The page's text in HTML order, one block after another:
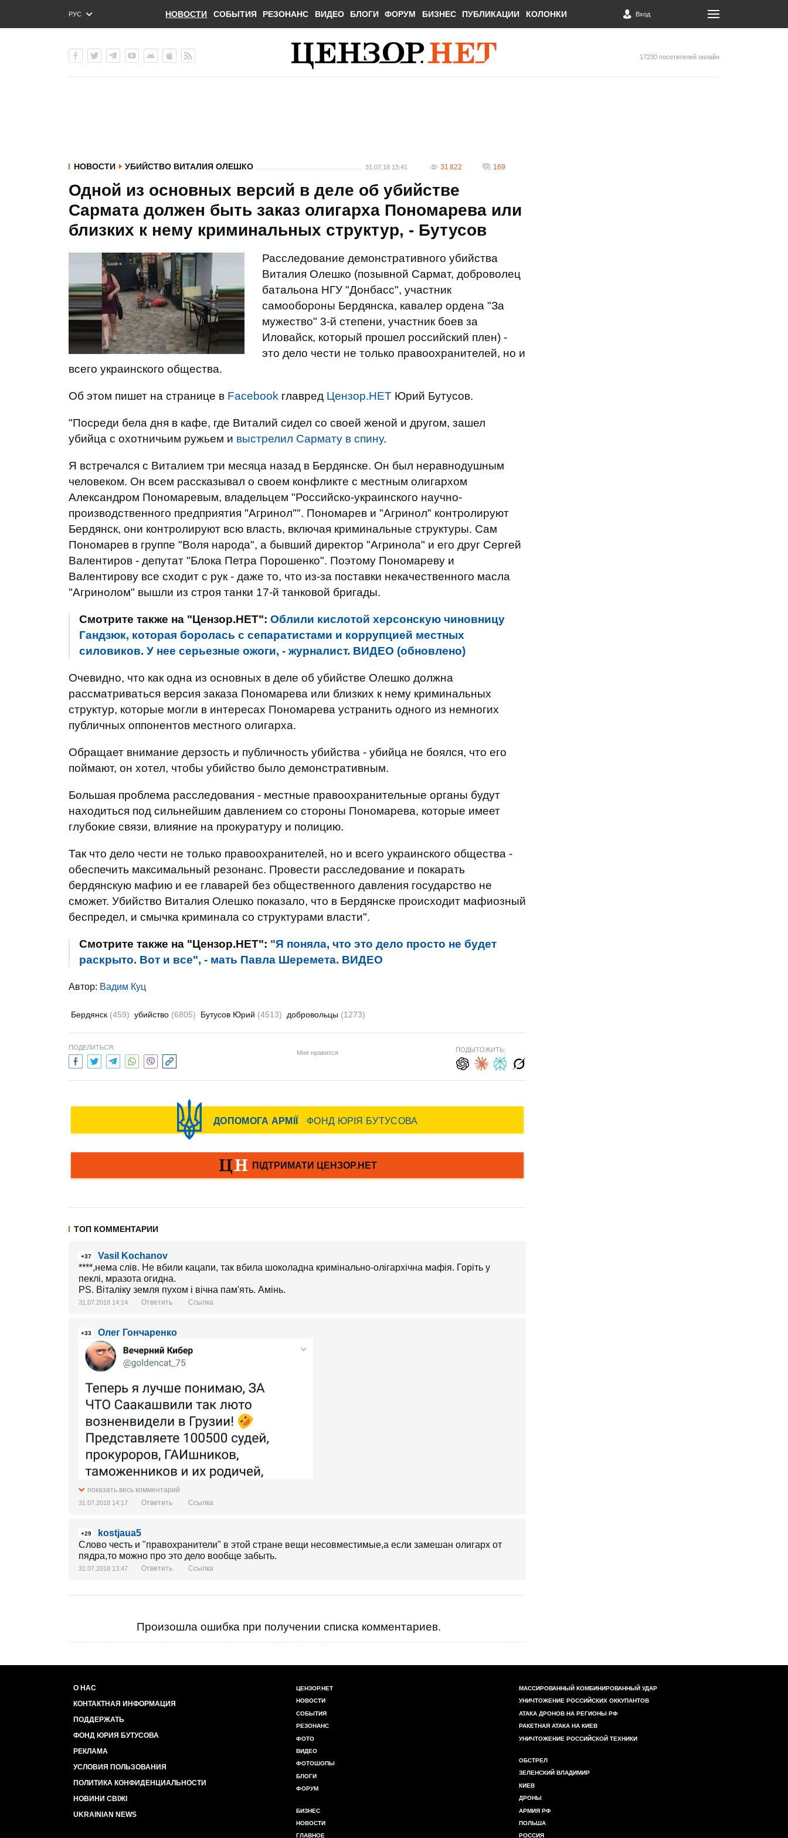
РУС
ENG
НОВОСТИ СОБЫТИЯ РЕЗОНАНС ВИДЕО БЛОГИ ФОРУМ БИЗНЕС ПУБЛИКАЦИИ КОЛОНКИ Вход
17230 посетителей онлайн
НОВОСТИ УБИЙСТВО ВИТАЛИЯ ОЛЕШКО 31.07.18 13:41 31 822 169
Одной из основных версий в деле об убийстве
Сармата должен быть заказ олигарха Пономарева или
близких к нему криминальных структур, - Бутусов
Расследование демонстративного убийства
Виталия Олешко (позывной Сармат, доброволец
батальона НГУ "Донбасс", участник
самообороны Бердянска, кавалер ордена "За
мужество" 3-й степени, участник боев за
Иловайск, который прошел российский плен) -
это дело чести не только правоохранителей, но и
всего украинского общества.
Об этом пишет на странице в Facebook главред Цензор.НЕТ Юрий Бутусов.
"Посреди бела дня в кафе, где Виталий сидел со своей женой и другом, зашел
убийца с охотничьим ружьем и выстрелил Сармату в спину.
Я встречался с Виталием три месяца назад в Бердянске. Он был неравнодушным
человеком. Он всем рассказывал о своем конфликте с местным олигархом
Александром Пономаревым, владельцем "Российско-украинского научно-
производственного предприятия "Агринол"". Пономарев и "Агринол" контролируют
Бердянск, они контролируют всю власть, включая криминальные структуры. Сам
Пономарев в группе "Воля народа", а бывший директор "Агринола" и его друг Сергей
Валентиров - депутат "Блока Петра Порошенко". Поэтому Пономареву и
Валентирову все сходит с рук - даже то, что из-за поставки некачественного масла
"Агринолом" вышли из строя танки 17-й танковой бригады.
Смотрите также на "Цензор.НЕТ": Облили кислотой херсонскую чиновницу
Гандзюк, которая боролась с сепаратистами и коррупцией местных
силовиков. У нее серьезные ожоги, - журналист. ВИДЕО (обновлено)
Очевидно, что как одна из основных в деле об убийстве Олешко должна
рассматриваться версия заказа Пономарева или близких к нему криминальных
структур, которые могли в интересах Пономарева устранить одного из немногих
публичных оппонентов местного олигарха.
Обращает внимание дерзость и публичность убийства - убийца не боялся, что его
поймают, он хотел, чтобы убийство было демонстративным.
Большая проблема расследования - местные правоохранительные органы будут
находиться под сильнейшим давлением со стороны Пономарева, которые имеет
глубокие связи, влияние на прокуратуру и полицию.
Так что дело чести не только правоохранителей, но и всего украинского общества -
обеспечить максимальный резонанс. Провести расследование и покарать
бердянскую мафию и ее главарей без общественного давления государство не
сможет. Убийство Виталия Олешко показало, что в Бердянске происходит мафиозный
беспредел, и смычка криминала со структурами власти".
Смотрите также на "Цензор.НЕТ": "Я поняла, что это дело просто не будет
раскрыто. Вот и все", - мать Павла Шеремета. ВИДЕО
Автор: Вадим Куц
Бердянск (459) убийство (6805) Бутусов Юрий (4513) добровольцы (1273)
ПОДЕЛИТЬСЯ:
Мне нравится ПОДЫТОЖИТЬ:
ТОП КОММЕНТАРИИ
+37
Vasil Kochanov
****,нема слів. Не вбили кацапи, так вбила шоколадна кримінально-олігархічна мафія. Горіть у
пеклі, мразота огидна.
PS. Віталіку земля пухом і вічна пам'ять. Амінь.
31.07.2018 14:14 Ответить Ссылка
+33 Олег Гончаренко
показать весь комментарий
31.07.2018 14:17 Ответить Ссылка
+29
kostjaua5
Слово честь и "правохранители" в этой стране вещи несовместимые,а если замешан олигарх от
пядра,то можно про это дело вообще забыть.
31.07.2018 13:47 Ответить Ссылка
Произошла ошибка при получении списка комментариев.
О НАС
КОНТАКТНАЯ ИНФОРМАЦИЯ
ПОДДЕРЖАТЬ
ФОНД ЮРИЯ БУТУСОВА
РЕКЛАМА
УСЛОВИЯ ПОЛЬЗОВАНИЯ
ПОЛИТИКА КОНФИДЕНЦИАЛЬНОСТИ
НОВИНИ СВІЖІ
UKRAINIAN NEWS
ЦЕНЗОР.НЕТ
НОВОСТИ
СОБЫТИЯ
РЕЗОНАНС
ФОТО
ВИДЕО
ФОТОШОПЫ
БЛОГИ
ФОРУМ
БИЗНЕС
НОВОСТИ
ГЛАВНОЕ
МАССИРОВАННЫЙ КОМБИНИРОВАННЫЙ УДАР
УНИЧТОЖЕНИЕ РОССИЙСКИХ ОККУПАНТОВ
АТАКА ДРОНОВ НА РЕГИОНЫ РФ
РАКЕТНАЯ АТАКА НА КИЕВ
УНИЧТОЖЕНИЕ РОССИЙСКОЙ ТЕХНИКИ
ОБСТРЕЛ
ЗЕЛЕНСКИЙ ВЛАДИМИР
КИЕВ
ДРОНЫ
АРМИЯ РФ
ПОЛЬША
РОССИЯ